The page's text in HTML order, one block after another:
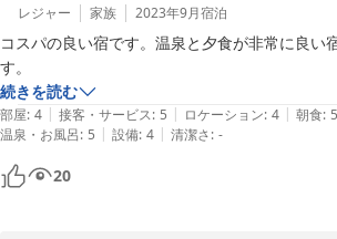
レジャー 家族 2023年9月宿泊
コスパの良い宿です。温泉と夕食が非常に良い
す。
続きを読む
部屋: 4 | 接客・サービス: 5 | ロケーション: 4 | 朝食: 5
温泉・お風呂: 5 | 設備: 4 | 清潔さ: -
20